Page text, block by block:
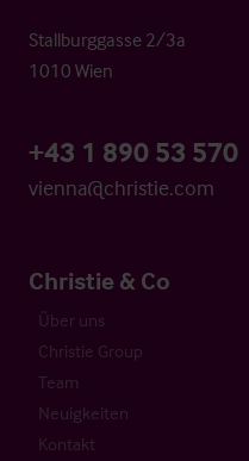
Stallburggasse 2/3a
1010 Wien
+43 1 890 53 570
vienna@christie.com
Christie & Co
Über uns
Christie Group
Team
Neuigkeiten
Kontakt